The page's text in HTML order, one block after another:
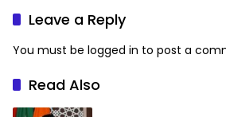
Leave a Reply
You must be logged in to post a
Read Also